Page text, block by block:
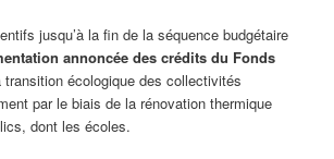
jusqu’à la fin de la séquence budgétaire
annoncée des crédits du Fonds
transition écologique des collectivités
par le biais de la rénovation thermique
dont les écoles.